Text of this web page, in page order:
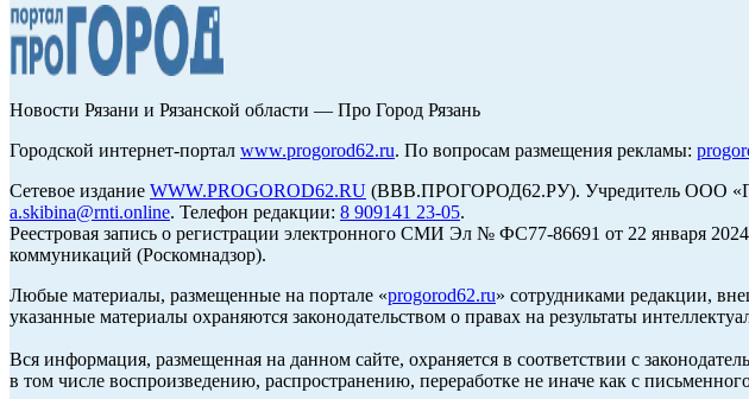
Новости Рязани и Рязанской области — Про Город Рязань
Городской интернет-портал www.progorod62.ru. По вопросам размещения рекламы:
Сетевое издание WWW.PROGOROD62.RU (ВВВ.ПРОГОРОД62.РУ). Учредитель ООО
a.skibina@rnti.online. Телефон редакции: 8 909141 23-05.
Реестровая запись о регистрации электронного СМИ Эл № ФС77-86691 от 22 января
коммуникаций (Роскомнадзор).
Любые материалы, размещенные на портале «progorod62.ru» сотрудниками редакции,
указанные материалы охраняются законодательством о правах на результаты
Вся информация, размещенная на данном сайте, охраняется в соответствии с
в том числе воспроизведению, распространению, переработке не иначе как с